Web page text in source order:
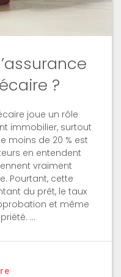
?
joue un rôle
immobilier, surtout
moins de 20 % est
en entendent
vraiment
Pourtant, cette
du prêt, le taux
et même
…